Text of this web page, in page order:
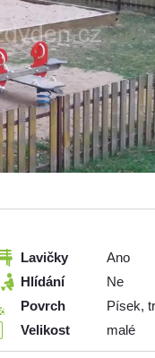
Lavičky
Ano
Hlídání
Ne
Povrch
Písek,
Velikost
malé